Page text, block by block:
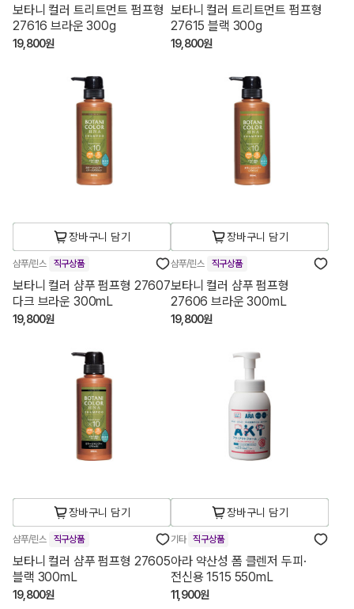
보타니 컬러 트리트먼트 펌프형
27616 브라운 300g
19,800원
보타니 컬러 트리트먼트 펌프형
27615 블랙 300g
19,800원
장바구니 담기
샴푸/린스 직구상품
보타니 컬러 샴푸 펌프형 27607
다크 브라운 300mL
19,800원
장바구니 담기
샴푸/린스 직구상품
보타니 컬러 샴푸 펌프형
27606 브라운 300mL
19,800원
장바구니 담기
샴푸/린스 직구상품
보타니 컬러 샴푸 펌프형 27605
블랙 300mL
19,800원
장바구니 담기
기타 직구상품
아라 약산성 폼 클렌저 두피·
전신용 1515 550mL
11,900원